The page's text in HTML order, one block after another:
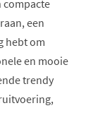
compacte
een
hebt om
en mooie
trendy